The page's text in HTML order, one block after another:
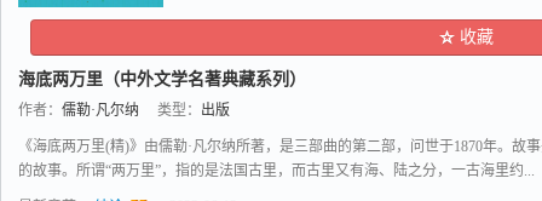
收藏
海底两万里（中外文学名著典藏系列）
作者： 儒勒·凡尔纳 类型： 出版
《海底两万里(精)》由儒勒·凡尔纳所著，是三部曲的第二部，问世于1870年。
的故事。所谓“两万里”，指的是法国古里，而古里又有海、陆之分，一古海里约...